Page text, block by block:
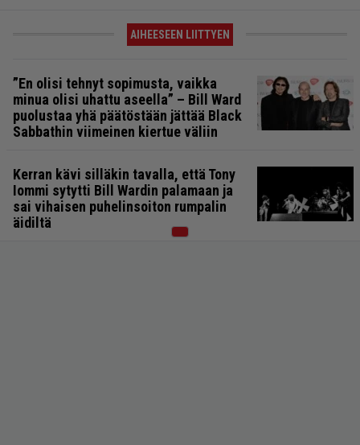
AIHEESEEN LIITTYEN
”En olisi tehnyt sopimusta, vaikka
minua olisi uhattu aseella” – Bill Ward
puolustaa yhä päätöstään jättää Black
Sabbathin viimeinen kiertue väliin
Kerran kävi silläkin tavalla, että Tony
Iommi sytytti Bill Wardin palamaan ja
sai vihaisen puhelinsoiton rumpalin
äidiltä